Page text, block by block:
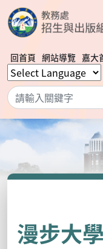
回首頁 網站導覽 嘉大
漫步大學